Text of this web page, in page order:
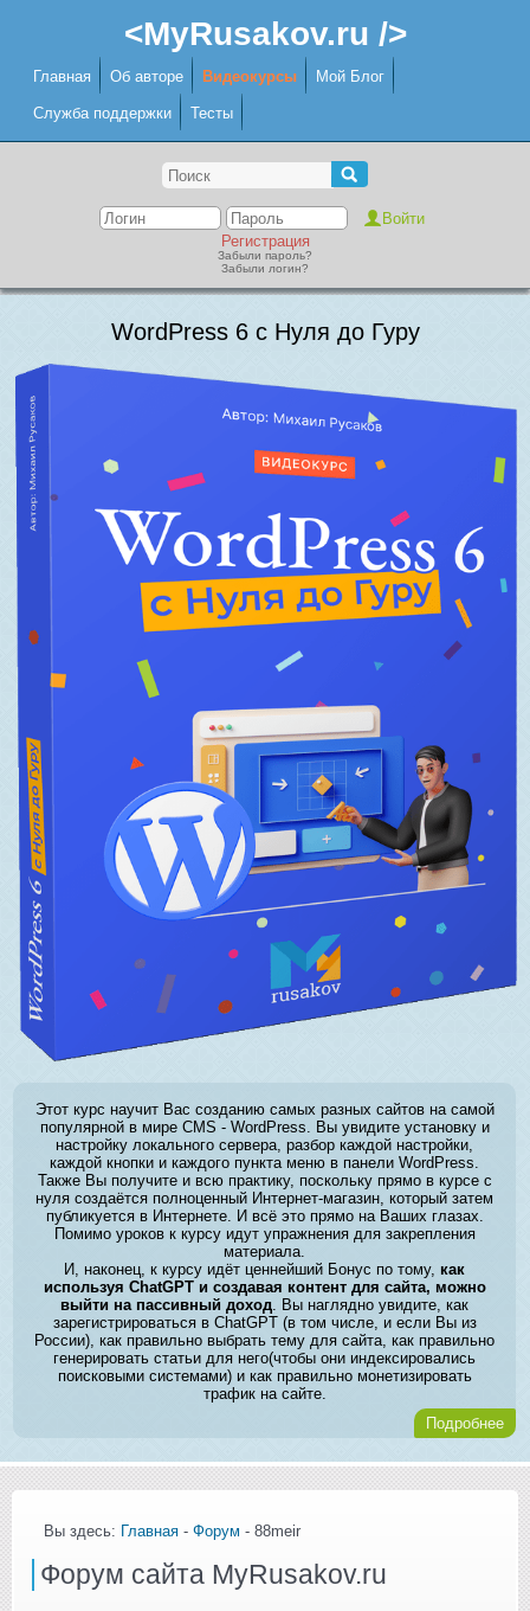
<MyRusakov.ru />
Главная Об авторе Видеокурсы Мой Блог
Служба поддержки Тесты
Регистрация
Забыли пароль?
Забыли логин?
WordPress 6 с Нуля до Гуру
Этот курс научит Вас созданию самых разных сайтов на самой
популярной в мире CMS - WordPress. Вы увидите установку и
настройку локального сервера, разбор каждой настройки,
каждой кнопки и каждого пункта меню в панели WordPress.
Также Вы получите и всю практику, поскольку прямо в курсе с
нуля создаётся полноценный Интернет-магазин, который затем
публикуется в Интернете. И всё это прямо на Ваших глазах.
Помимо уроков к курсу идут упражнения для закрепления
материала.
И, наконец, к курсу идёт ценнейший Бонус по тому,как
используя ChatGPT и создавая контент для сайта, можно
выйти на пассивный доход. Вы наглядно увидите, как
зарегистрироваться в ChatGPT (в том числе, и если Вы из
России), как правильно выбрать тему для сайта, как правильно
генерировать статьи для него(чтобы они индексировались
поисковыми системами) и как правильно монетизировать
трафик на сайте.
Подробнее
Вы здесь: Главная - Форум - 88meir
Форум сайта MyRusakov.ru